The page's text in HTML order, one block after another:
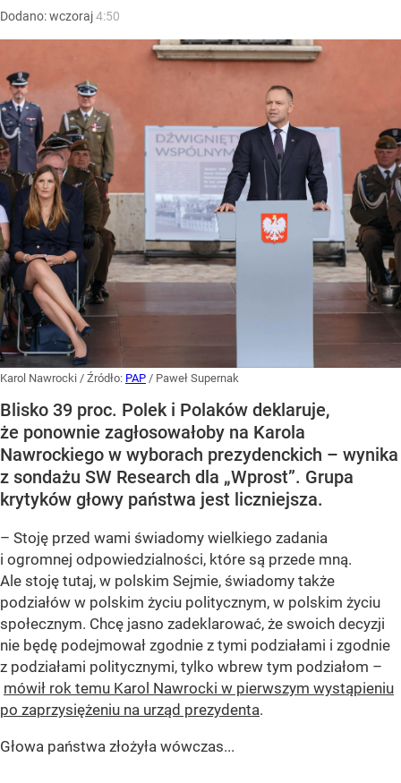
Dodano:wczoraj4:50
Karol Nawrocki / Źródło: PAP / Paweł Supernak
Blisko 39 proc. Polek i Polaków deklaruje,
że ponownie zagłosowałoby na Karola
Nawrockiego w wyborach prezydenckich – wynika
z sondażu SW Research dla „Wprost”. Grupa
krytyków głowy państwa jest liczniejsza.
– Stoję przed wami świadomy wielkiego zadania
i ogromnej odpowiedzialności, które są przede mną.
Ale stoję tutaj, w polskim Sejmie, świadomy także
podziałów w polskim życiu politycznym, w polskim życiu
społecznym. Chcę jasno zadeklarować, że swoich decyzji
nie będę podejmował zgodnie z tymi podziałami i zgodnie
z podziałami politycznymi, tylko wbrew tym podziałom –
mówił rok temu Karol Nawrocki w pierwszym wystąpieniu
po zaprzysiężeniu na urząd prezydenta.
Głowa państwa złożyła wówczas...